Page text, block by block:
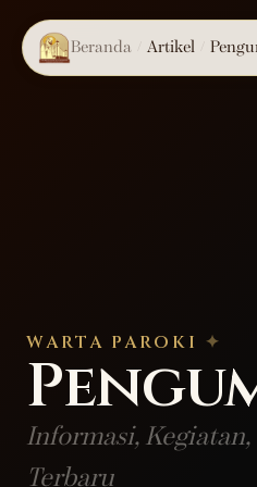
Beranda Artikel
WARTA PAROKI
Informasi,
Terbaru